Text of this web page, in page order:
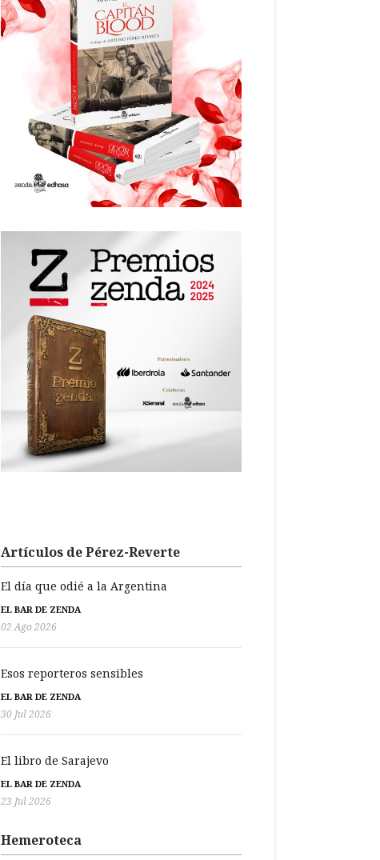
Artículos de Pérez-Reverte
El día que odié a la Argentina
EL BAR DE ZENDA
02 Ago 2026
Esos reporteros sensibles
EL BAR DE ZENDA
30 Jul 2026
El libro de Sarajevo
EL BAR DE ZENDA
23 Jul 2026
Hemeroteca